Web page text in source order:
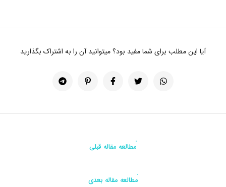
آیا این مطلب برای شما مفید بود؟ میتوانید آن را به اشتراک بگذارید
مطالعه مقاله قبلی
مطالعه مقاله بعدی